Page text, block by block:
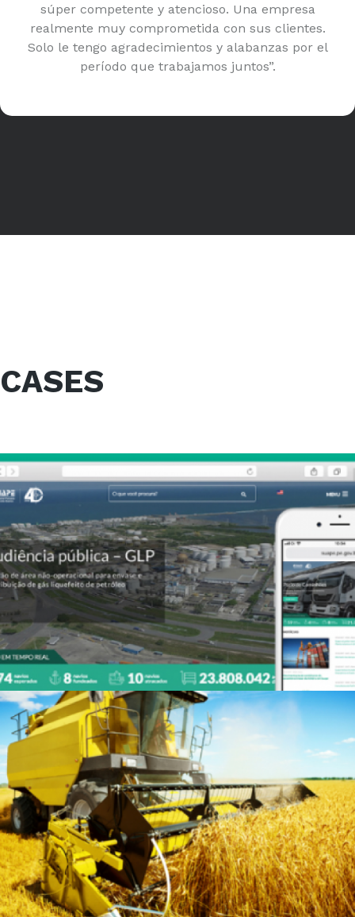
súper competente y atencioso. Una empresa
realmente muy comprometida con sus clientes.
Solo le tengo agradecimientos y alabanzas por el
período que trabajamos juntos”.
CASES